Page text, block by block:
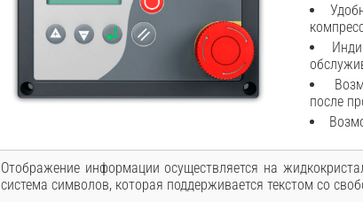
после
Отображение информации осуществляется на
система символов, которая поддерживается текстом со